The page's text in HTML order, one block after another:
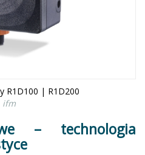
R1D100 | R1D200
ifm
– technologia